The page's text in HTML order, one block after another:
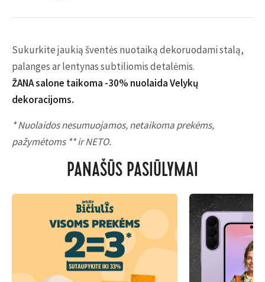
Sukurkite jaukią šventės nuotaiką dekoruodami stalą,
palanges ar lentynas subtiliomis detalėmis.
ŽANA salone taikoma -30% nuolaida Velykų
dekoracijoms.
* Nuolaidos nesumuojamos, netaikoma prekėms,
pažymėtoms ** ir NETO.
PANAŠŪS PASIŪLYMAI